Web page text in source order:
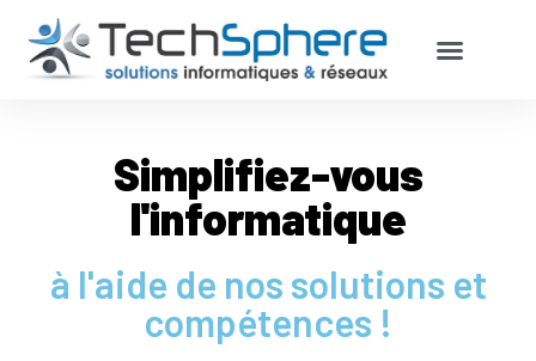
Simplifiez-vous
l'informatique
à l'aide de nos solutions et
compétences !